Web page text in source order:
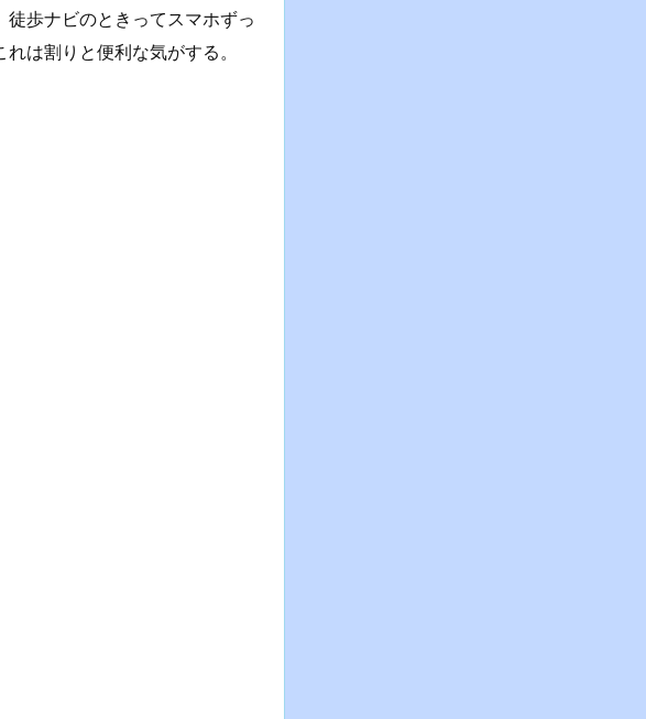
歩ナビのときってスマホずっ
は割りと便利な気がする。